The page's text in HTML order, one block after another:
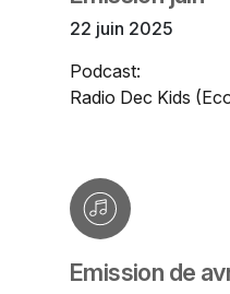
22 juin 2025
Podcast:
Radio Dec Kids
Emission de